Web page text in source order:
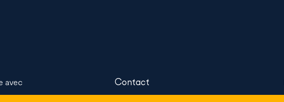
avec
Contact